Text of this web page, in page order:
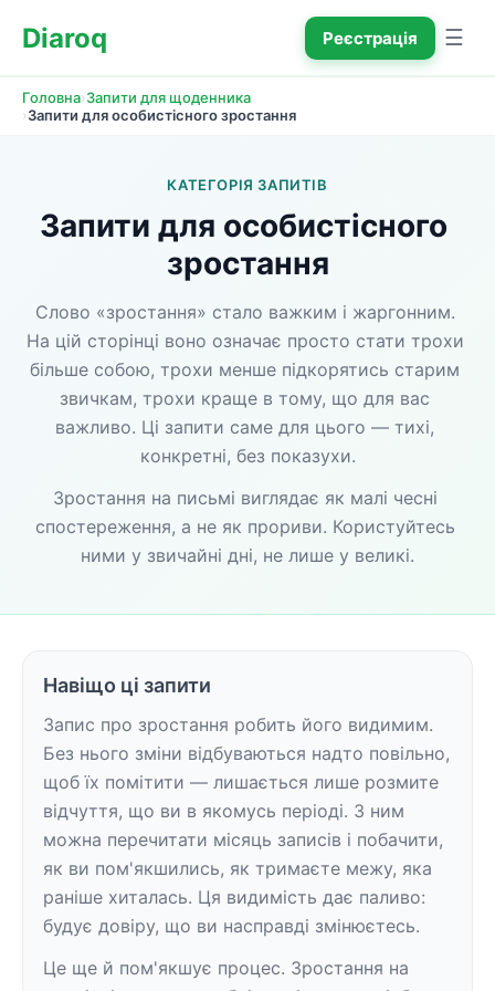
Diaroq Реєстрація ☰
Головна›Запити для щоденника
›Запити для особистісного зростання
КАТЕГОРІЯ ЗАПИТІВ
Запити для особистісного
зростання
Слово «зростання» стало важким і жаргонним.
На цій сторінці воно означає просто стати трохи
більше собою, трохи менше підкорятись старим
звичкам, трохи краще в тому, що для вас
важливо. Ці запити саме для цього — тихі,
конкретні, без показухи.
Зростання на письмі виглядає як малі чесні
спостереження, а не як прориви. Користуйтесь
ними у звичайні дні, не лише у великі.
Навіщо ці запити
Запис про зростання робить його видимим.
Без нього зміни відбуваються надто повільно,
щоб їх помітити — лишається лише розмите
відчуття, що ви в якомусь періоді. З ним
можна перечитати місяць записів і побачити,
як ви пом'якшились, як тримаєте межу, яка
раніше хиталась. Ця видимість дає паливо:
будує довіру, що ви насправді змінюєтесь.
Це ще й пом'якшує процес. Зростання на